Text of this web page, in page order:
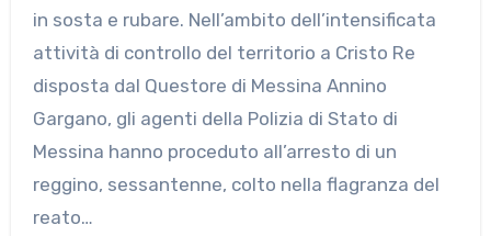
in sosta e rubare. Nell’ambito dell’intensificata
attività di controllo del territorio a Cristo Re
disposta dal Questore di Messina Annino
Gargano, gli agenti della Polizia di Stato di
Messina hanno proceduto all’arresto di un
reggino, sessantenne, colto nella flagranza del
reato…